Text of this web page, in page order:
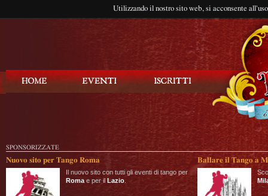
Utilizzando il nostro sito web, si acconsente
SPONSORIZZATE
Nuovo sito per Tango Roma
Il nuovo sito con tutti gli eventi di tango per
Roma e per il Lazio
Ballare il Tango a